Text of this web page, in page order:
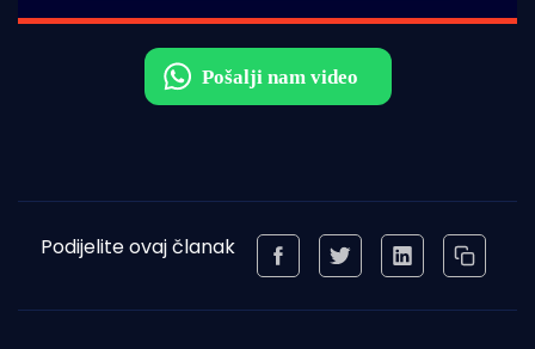
Podijelite ovaj članak